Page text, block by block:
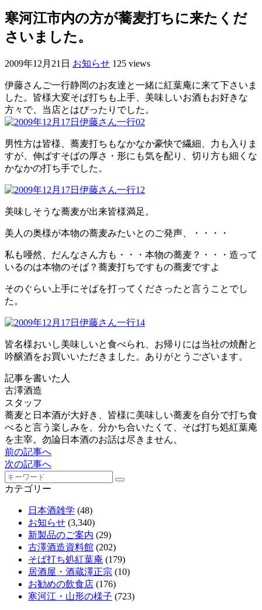
寒河江市内の方が蕎麦打ちに来たくだ
さいました。
2009年12月21日 お知らせ 125 views
伊藤さんご一行静岡のお友達と一緒に紅葉庵に来て下さいま
した。皆様大変そば打ちも上手、美味しいお酒もお好きな
方々で、当店とはぴったりでした。
男性方は皆様、蕎麦打ちもなかなか豪快で繊細、力も入りま
すが、伸ばすそばの厚さ・形にも気を配り、切り方も細くな
かなかの打ち手でした。
美味しそうな蕎麦が出来皆様満足。
美人の奥様が本物の蕎麦みたいとのご発声、・・・・
私も唖然、だんなさん方も・・・本物の蕎麦？・・・造って
いるのは本物のそば？蕎麦打ちですもの蕎麦ですよ
そのぐらい上手にそばを打ってくださったと言うことでし
た。
皆名様おいし美味しいと食べられ、お帰りには当社の焼酎と
吟醸酒をお買いいただきました。ありがとうございます。
記事を書いた人
古澤酒造
スタッフ
蕎麦と日本酒が大好き、皆様に美味しい蕎麦を自分で打ち食
べると言う楽しみを、分かち合いたくて、そば打ち処紅葉庵
を主宰。勿論日本酒のお話は尽きません。
前の記事へ
次の記事へ
カテゴリー
日本酒雑学 (48)
お知らせ (3,340)
新製品のご案内 (29)
古澤酒造資料館 (202)
そば打ち処紅葉庵 (179)
居酒屋・酒蔵澤正宗 (10)
お勧めの飲食店 (176)
寒河江・山形の様子 (723)